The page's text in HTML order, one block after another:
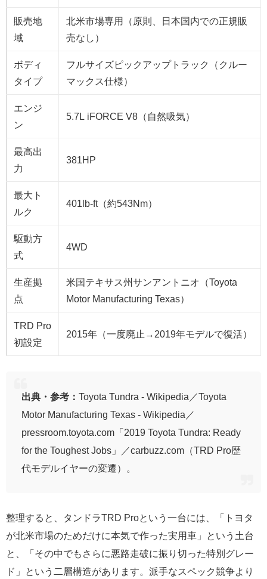
販売地
域
北米市場専用（原則、日本国内での正規販
売なし）
ボディ
タイプ
フルサイズピックアップトラック（クルー
マックス仕様）
エンジ
ン
5.7L iFORCE V8（自然吸気）
最高出
力
381HP
最大ト
ルク
401lb-ft（約543Nm）
駆動方
式
4WD
生産拠
点
米国テキサス州サンアントニオ（Toyota
Motor Manufacturing Texas）
TRD Pro
初設定
2015年（一度廃止→2019年モデルで復活）
出典・参考： Toyota Tundra - Wikipedia／Toyota
Motor Manufacturing Texas - Wikipedia／
pressroom.toyota.com「2019 Toyota Tundra: Ready
for the Toughest Jobs」／carbuzz.com（TRD Pro歴
代モデルイヤーの変遷）。
整理すると、タンドラTRD Proという一台には、「トヨタ
が北米市場のためだけに本気で作った実用車」という土台
と、「その中でもさらに悪路走破に振り切った特別グレー
ド」という二層構造があります。派手なスペック競争より